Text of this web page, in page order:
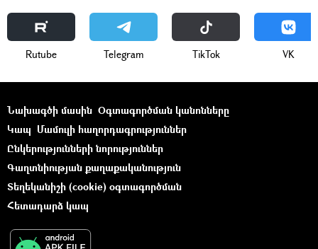
Rutube Telegram ТikТоk VK
Նախագծի մասին Օգտագործման կանոնները
Կապ Մամուլի հաղորդագրություններ
Ընկերությունների նորություններ
Գաղտնիության քաղաքականություն
Տեղեկանիշի (cookie) օգտագործման
Հետադարձ կապ